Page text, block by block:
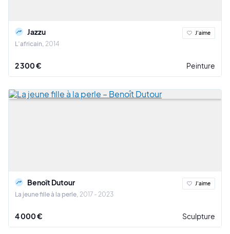
Jazzu
L’africain 2014
J'aime
2 300 € Peinture
Benoît Dutour
La jeune fille à la perle 2017 - 2023
J'aime
4 000 € Sculpture